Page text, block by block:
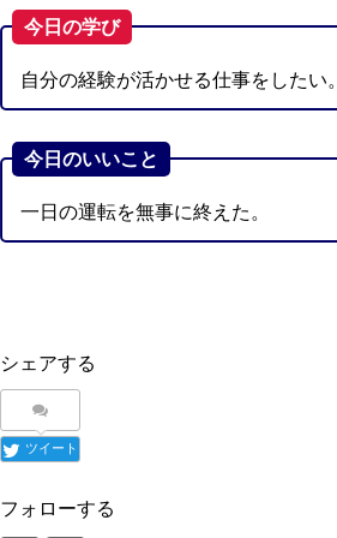
今日の学び
自分の経験が活かせる仕事をしたい
今日のいいこと
一日の運転を無事に終えた。
シェアする
ツイート
フォローする